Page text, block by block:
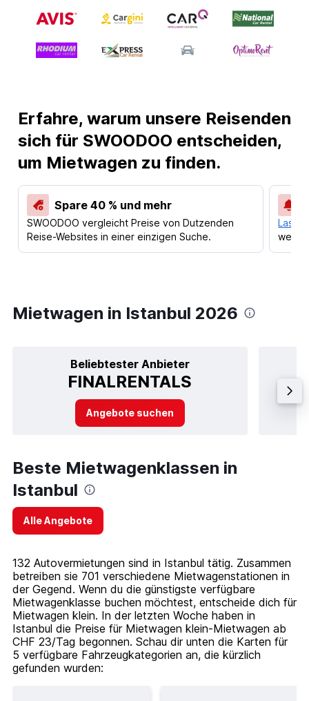
Erfahre, warum unsere Reisenden
sich für SWOODOO entscheiden,
um Mietwagen zu finden.
Spare 40 % und mehr
SWOODOO vergleicht Preise von Dutzenden
Reise-Websites in einer einzigen Suche.
Lass
Mietwagen in Istanbul 2026
Beliebtester Anbieter
FINALRENTALS
Angebote suchen
Beste Mietwagenklassen in
Istanbul
Alle Angebote
132 Autovermietungen sind in Istanbul tätig. Zusammen
betreiben sie 701 verschiedene Mietwagenstationen in
der Gegend. Wenn du die günstigste verfügbare
Mietwagenklasse buchen möchtest, entscheide dich für
Mietwagen klein. In der letzten Woche haben in
Istanbul die Preise für Mietwagen klein-Mietwagen ab
CHF 23/Tag begonnen. Schau dir unten die Karten für
5 verfügbare Fahrzeugkategorien an, die kürzlich
gefunden wurden: